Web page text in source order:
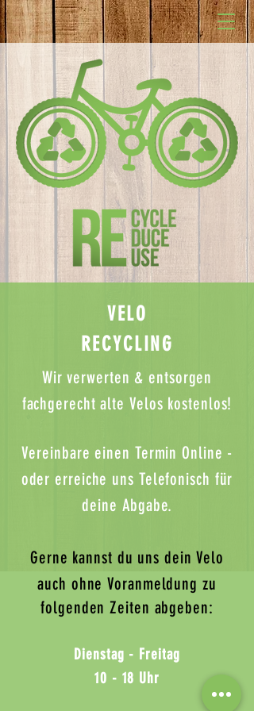
VELO
RECYCLING
Wir verwerten & entsorgen
fachgerecht alte Velos kostenlos!
Vereinbare einen Termin Online -
oder erreiche uns Telefonisch für
deine Abgabe.
Gerne kannst du uns dein Velo
auch ohneVoranmeldung zu
folgenden Zeiten abgeben:
Dienstag - Freitag
10 - 18 Uhr